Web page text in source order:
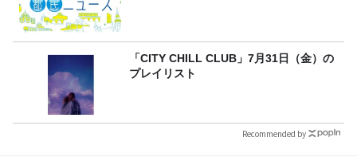
「CITY CHILL CLUB」7月31日（金）の
プレイリスト
Recommended by